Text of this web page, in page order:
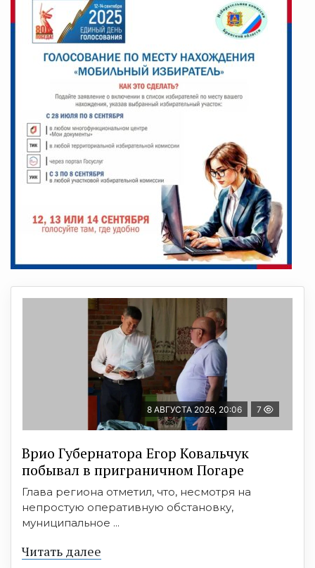
8 АВГУСТА 2026, 20:06 7
Врио Губернатора Егор Ковальчук
побывал в приграничном Погаре
Глава региона отметил, что, несмотря на
непростую оперативную обстановку,
муниципальное ...
Читать далее